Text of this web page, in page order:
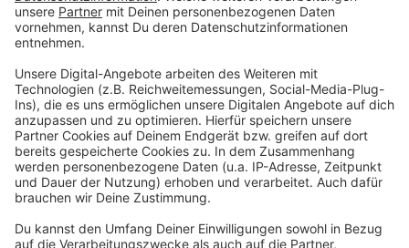
schwächere Industrieproduktion und einen geringeren
Anstieg der Auftragseingänge zum Jahresende 2025
zurück. Zwar hellen sich die Erwartungen in vielen
Branchen langsam auf. Doch hohe Energiepreise und
Unsicherheiten im - so wörtlich "regulatorischen
Umfeld" belasten die Unternehmen weiterhin spürbar.
Anzeige
©Land NRW/R. Sondermann